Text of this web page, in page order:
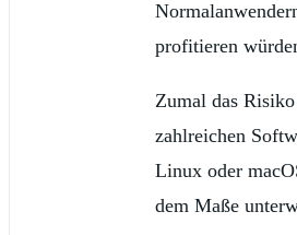
profitieren
Zumal das
zahlreichen
Linux oder
dem Maße